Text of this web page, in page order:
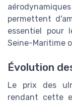
permettent
essentiel pour
Seine-Maritime
Évolution
Le prix des
rendant cette